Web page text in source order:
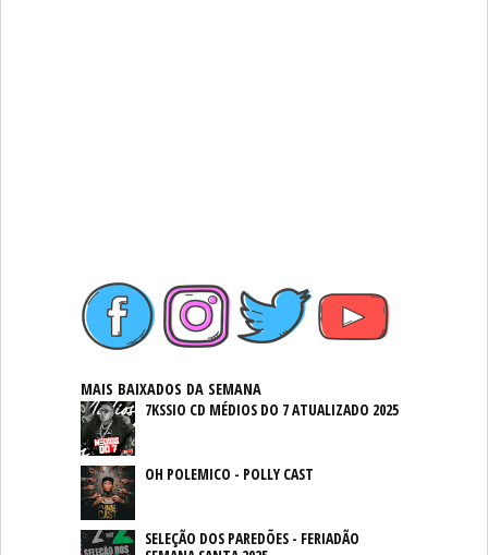
MAIS BAIXADOS DA SEMANA
7KSSIO CD MÉDIOS DO 7 ATUALIZADO 2025
OH POLEMICO - POLLY CAST
SELEÇÃO DOS PAREDÕES - FERIADÃO